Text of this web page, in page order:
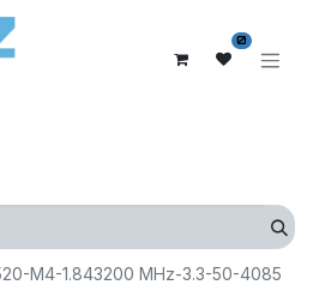
0
M4-1.843200 MHz-3.3-50-4085